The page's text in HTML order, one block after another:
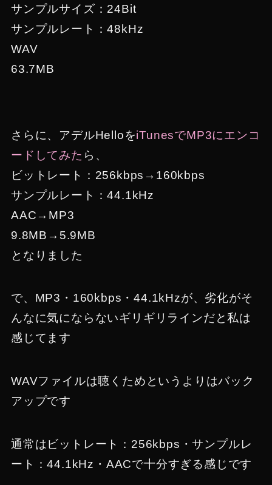
サンプルサイズ：24Bit
サンプルレート：48kHz
WAV
63.7MB
さらに、アデルHelloをiTunesでMP3にエンコ
ードしてみた ら、
ビットレート：256kbps→160kbps
サンプルレート：44.1kHz
AAC→MP3
9.8MB→5.9MB
となりました
で、MP3・160kbps・44.1kHzが、劣化がそ
んなに気にならないギリギリラインだと私は
感じてます
WAVファイルは聴くためというよりはバック
アップです
通常はビットレート：256kbps・サンプルレ
ート：44.1kHz・AACで十分すぎる感じです